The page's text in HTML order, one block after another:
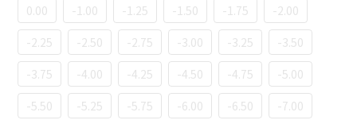
0.00 -1.00 -1.25 -1.50 -1.75
-2.00
-2.25
-2.50 -2.75 -3.00 -3.25
-3.50
-3.75
-4.00 -4.25 -4.50 -4.75
-5.00
-5.50
-5.25 -5.75 -6.00 -6.50
-7.00